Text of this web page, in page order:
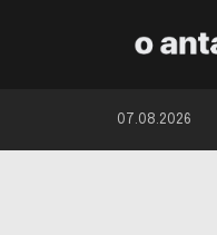
07.08.2026